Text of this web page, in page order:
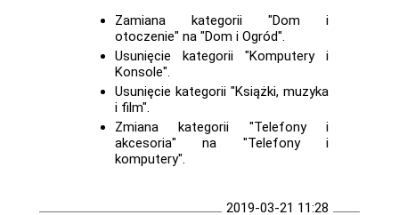
Zamiana kategorii "Dom i
otoczenie" na "Dom i Ogród".
Usunięcie kategorii "Komputery i
Konsole".
Usunięcie kategorii "Książki, muzyka
i film".
Zmiana kategorii "Telefony i
akcesoria" na "Telefony i
komputery".
2019-03-21 11:28